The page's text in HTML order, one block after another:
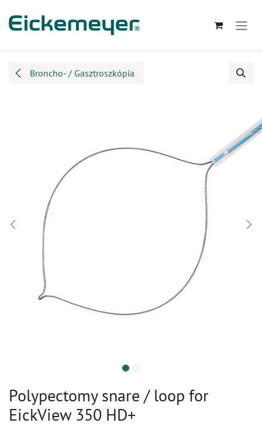
Broncho- / Gasztroszkópia
Polypectomy snare / loop for
EickView 350 HD+